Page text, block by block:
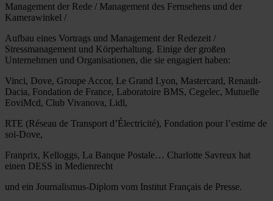
Management der Rede / Management des Fernsehens und der
Kamerawinkel /
Aufbau eines Vortrags und Management der Redezeit /
Stressmanagement und Körperhaltung. Einige der großen
Unternehmen und Organisationen, die sie engagiert haben:
Vinci, Dove, Groupe Accor, Le Grand Lyon, Mastercard, Renault-
Dacia, Fondation de France, Laboratoire BMS, Cegelec, Mutuelle
EoviMcd, Club Vivanova, Lidl,
RTE (Réseau de Transport d’Électricité), Fondation pour l’estime de
soi-Dove,
Franprix, Kelloggs, La Banque Postale… Charlotte Savreux hat
einen DESS in Medienrecht
und ein Journalismus-Diplom vom Institut Français de Presse.